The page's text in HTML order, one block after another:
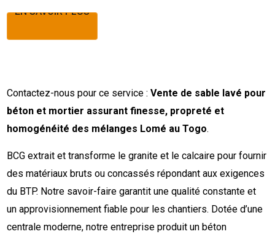
EN SAVOIR PLUS
Contactez-nous pour ce service :Vente de sable lavé pour
béton et mortier assurant finesse, propreté et
homogénéité des mélanges Lomé au Togo.
BCG extrait et transforme le granite et le calcaire pour fournir
des matériaux bruts ou concassés répondant aux exigences
du BTP. Notre savoir-faire garantit une qualité constante et
un approvisionnement fiable pour les chantiers. Dotée d’une
centrale moderne, notre entreprise produit un béton